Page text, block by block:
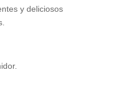
y deliciosos